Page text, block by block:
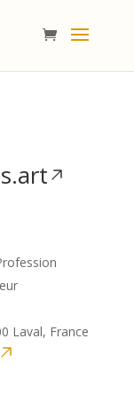
Laval, France